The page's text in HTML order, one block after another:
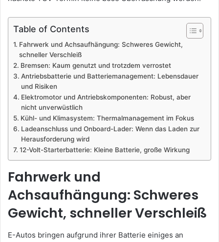
Table of Contents
Fahrwerk und Achsaufhängung: Schweres Gewicht,
schneller Verschleiß
Bremsen: Kaum genutzt und trotzdem verrostet
Antriebsbatterie und Batteriemanagement: Lebensdauer
und Risiken
Elektromotor und Antriebskomponenten: Robust, aber
nicht unverwüstlich
Kühl- und Klimasystem: Thermalmanagement im Fokus
Ladeanschluss und Onboard-Lader: Wenn das Laden zur
Herausforderung wird
12-Volt-Starterbatterie: Kleine Batterie, große Wirkung
Fahrwerk und
Achsaufhängung: Schweres
Gewicht, schneller Verschleiß
E-Autos bringen aufgrund ihrer Batterie einiges an